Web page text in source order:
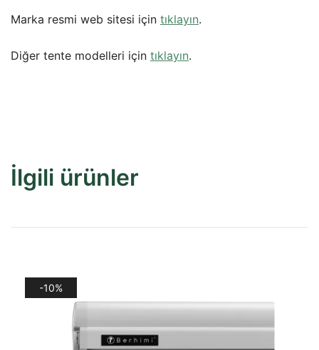
Marka resmi web sitesi için tıklayın.
Diğer tente modelleri için tıklayın.
İlgili ürünler
-10%